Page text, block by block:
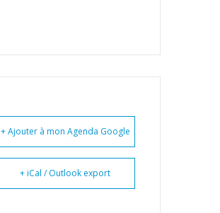
+ Ajouter à mon Agenda Google
+ iCal / Outlook export